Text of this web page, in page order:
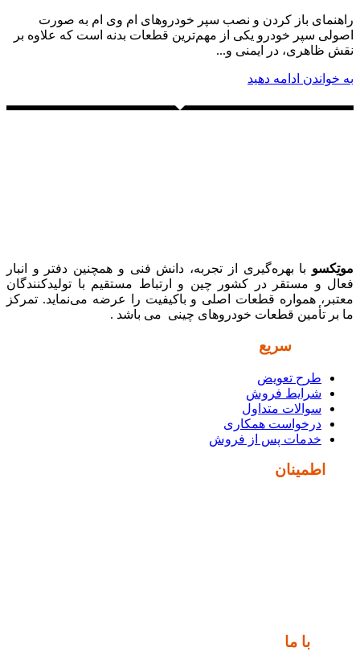
راهنمای باز کردن و نصب سپر خودروهای ام وی ام به‌ صورت
اصولی سپر خودرو یکی از مهم‌ترین قطعات بدنه است که علاوه بر
نقش ظاهری، در ایمنی و...
به خواندن ادامه دهید
موتِکسو با بهره‌گیری از تجربه، دانش فنی و همچنین دفتر و انبار
فعال و مستقر در کشور چین و ارتباط مستقیم با تولیدکنندگان
معتبر، همواره قطعات اصلی و باکیفیت را عرضه می‌نماید. تمرکز
ما بر تأمین قطعات خودروهای چینی می باشد .
سریع
طرح تعویض
شرایط فروش
سوالات متداول
درخواست همکاری
خدمات پس از فروش
اطمینان
با ما